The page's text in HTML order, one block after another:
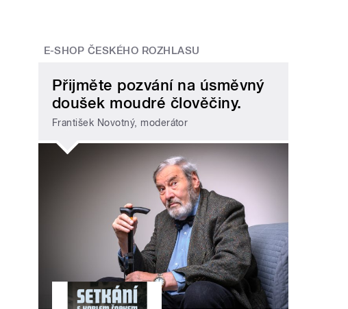
E-SHOP ČESKÉHO ROZHLASU
Přijměte pozvání na úsměvný
doušek moudré člověčiny.
František Novotný, moderátor